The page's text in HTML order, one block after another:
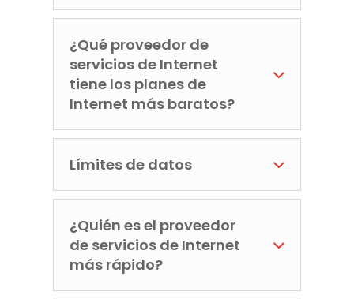
¿Qué proveedor de
servicios de Internet
tiene los planes de
Internet más baratos?
Límites de datos
¿Quién es el proveedor
de servicios de Internet
más rápido?